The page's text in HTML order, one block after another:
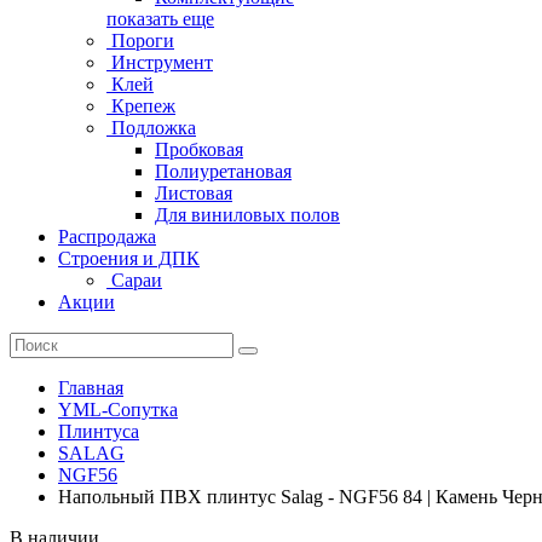
показать еще
Пороги
Инструмент
Клей
Крепеж
Подложка
Пробковая
Полиуретановая
Листовая
Для виниловых полов
Распродажа
Строения и ДПК
Сараи
Акции
Главная
YML-Сопутка
Плинтуса
SALAG
NGF56
Напольный ПВХ плинтус Salag - NGF56 84 | Камень
В наличии